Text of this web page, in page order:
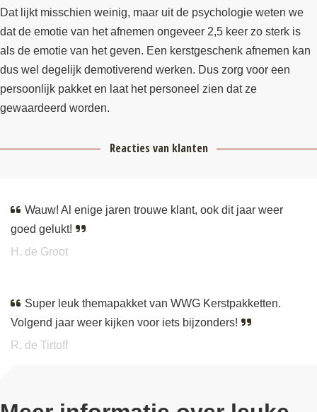
Dat lijkt misschien weinig, maar uit de psychologie weten we
dat de emotie van het afnemen ongeveer 2,5 keer zo sterk is
als de emotie van het geven. Een kerstgeschenk afnemen kan
dus wel degelijk demotiverend werken. Dus zorg voor een
persoonlijk pakket en laat het personeel zien dat ze
gewaardeerd worden.
Reacties van klanten
Wauw! Al enige jaren trouwe klant, ook dit jaar weer
goed gelukt!
H. de Groot
Super leuk themapakket van WWG Kerstpakketten.
Volgend jaar weer kijken voor iets bijzonders!
R. de Tirtoff